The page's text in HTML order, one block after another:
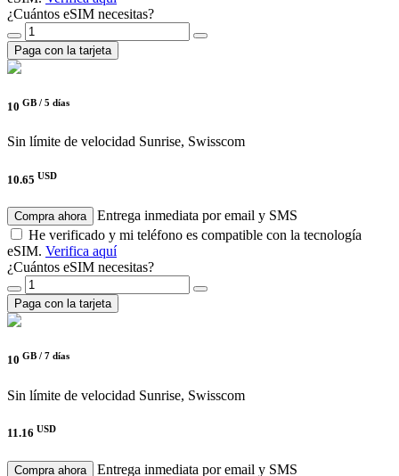
¿Cuántos eSIM necesitas?
Paga con la tarjeta
10 GB / 5 días
Sin límite de velocidad Sunrise, Swisscom
10.65 USD
Compra ahora
Entrega inmediata por email y SMS
He verificado y mi teléfono es compatible con la tecnología
eSIM. Verifica aquí
¿Cuántos eSIM necesitas?
Paga con la tarjeta
10 GB / 7 días
Sin límite de velocidad Sunrise, Swisscom
11.16 USD
Compra ahora
Entrega inmediata por email y SMS